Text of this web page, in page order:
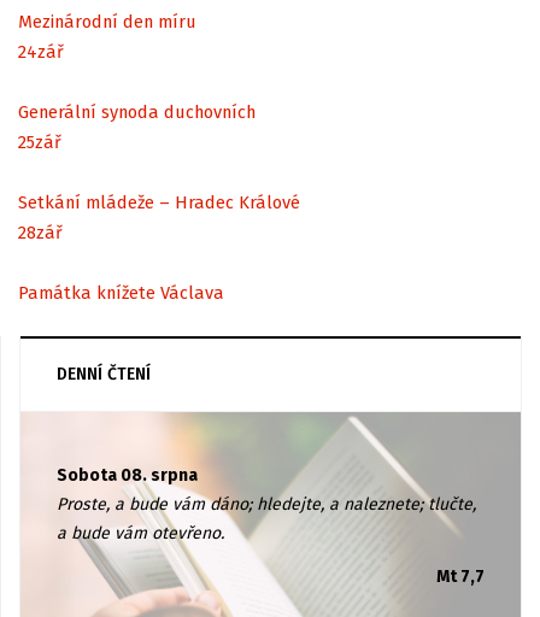
Mezinárodní den míru
24zář
Generální synoda duchovních
25zář
Setkání mládeže – Hradec Králové
28zář
Památka knížete Václava
DENNÍ ČTENÍ
Sobota 08. srpna
Proste, a bude vám dáno; hledejte, a naleznete; tlučte,
a bude vám otevřeno.
Mt 7,7